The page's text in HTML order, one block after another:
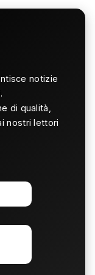
notizie
di qualità,
nostri lettori